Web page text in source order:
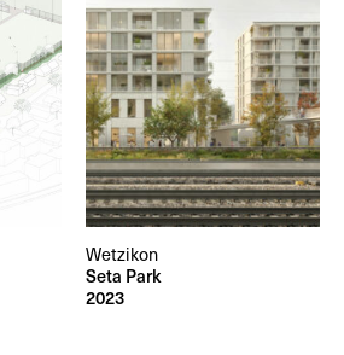
Wetzikon
Seta Park
2023